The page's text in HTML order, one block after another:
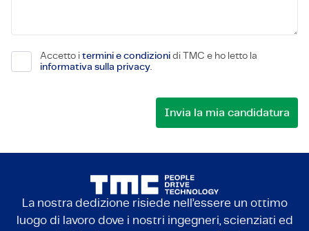
Accetto i termini e condizioni di TMC e ho letto la
informativa sulla privacy.
La nostra dedizione risiede nell’essere un ottimo
luogo di lavoro dove i nostri ingegneri, scienziati ed